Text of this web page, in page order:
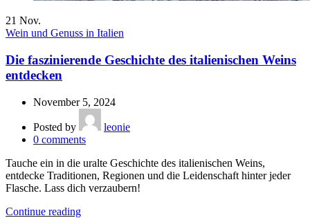
21 Nov.
Wein und Genuss in Italien
Die faszinierende Geschichte des italienischen Weins
entdecken
November 5, 2024
Posted by
leonie
0 comments
Tauche ein in die uralte Geschichte des italienischen Weins,
entdecke Traditionen, Regionen und die Leidenschaft hinter jeder
Flasche. Lass dich verzaubern!
Continue reading